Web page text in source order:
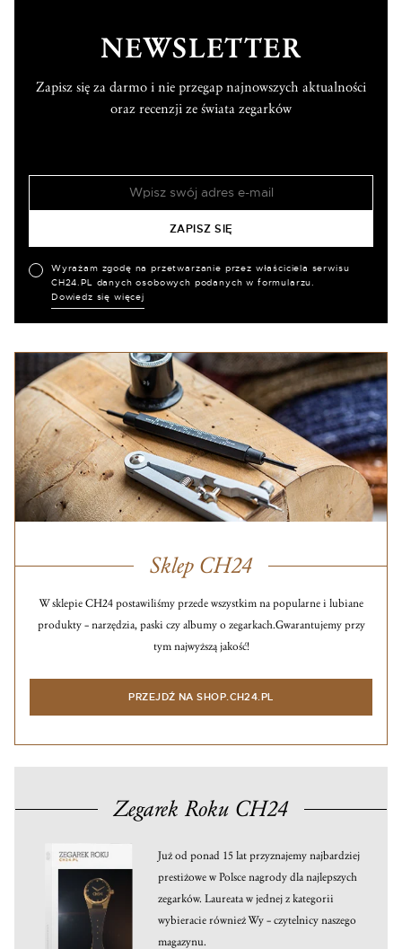
NEWSLETTER
Zapisz się za darmo i nie przegap najnowszych aktualności
oraz recenzji ze świata zegarków
Wyrażam zgodę na przetwarzanie przez właściciela serwisu
CH24.PL danych osobowych podanych w formularzu.
Dowiedz się więcej
Sklep CH24
W sklepie CH24 postawiliśmy przede wszystkim na popularne i lubiane
produkty – narzędzia, paski czy albumy o zegarkach.Gwarantujemy przy
tym najwyższą jakość!
PRZEJDŹ NA SHOP.CH24.PL
Zegarek Roku CH24
Już od ponad 15 lat przyznajemy najbardziej
prestiżowe w Polsce nagrody dla najlepszych
zegarków. Laureata w jednej z kategorii
wybieracie również Wy – czytelnicy naszego
magazynu.